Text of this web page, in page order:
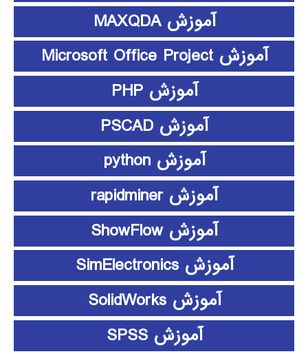
آموزش MAXQDA
آموزش Microsoft Office Project
آموزش PHP
آموزش PSCAD
آموزش python
آموزش rapidminer
آموزش ShowFlow
آموزش SimElectronics
آموزش SolidWorks
آموزش SPSS